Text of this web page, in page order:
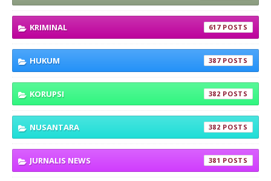
KRIMINAL 617
HUKUM 387
KORUPSI 382
NUSANTARA 382
JURNALIS NEWS 381